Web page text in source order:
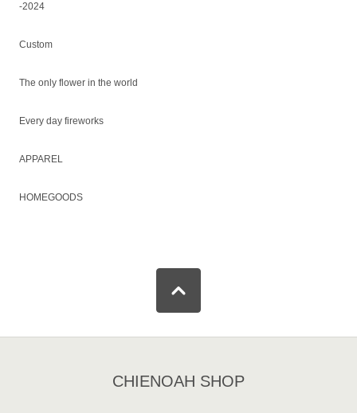
-2024
Custom
The only flower in the world
Every day fireworks
APPAREL
HOMEGOODS
CHIENOAH SHOP